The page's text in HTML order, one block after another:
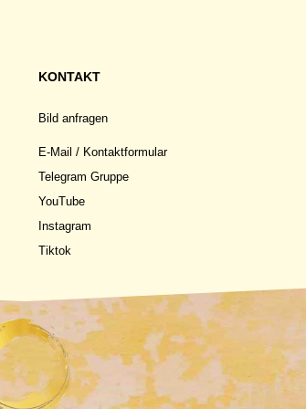
KONTAKT
Bild anfragen
E-Mail / Kontaktformular
Telegram Gruppe
YouTube
Instagram
Tiktok